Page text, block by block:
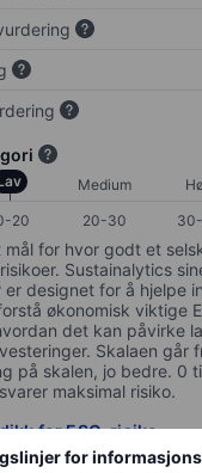
for
Medium
20 20-30
mål for hvor godt et
Sustainalytics
er designet for å hjelpe
økonomisk viktige
det kan påvirke
Skalaen går
på skalen, jo bedre. 0
maksimal risiko.
for ESG-risiko
/